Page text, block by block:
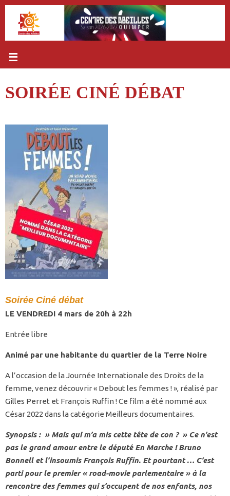
Passer
contenu
SOIRÉE CINÉ DÉBAT
Soirée Ciné débat
LE VENDREDI 4 mars de 20h à 22h
Entrée libre
Animé par une habitante du quartier de la Terre Noire
A l’occasion de la Journée Internationale des Droits de la
femme, venez découvrir « Debout les femmes ! », réalisé par
Gilles Perret et François Ruffin ! Ce film a été nommé aux
César 2022 dans la catégorie Meilleurs documentaires.
Synopsis : » Mais qui m’a mis cette tête de con ? » Ce n’est
pas le grand amour entre le député En Marche ! Bruno
Bonnell et l’insoumis François Ruffin. Et pourtant … C’est
parti pour le premier « road-movie parlementaire » à la
rencontre des femmes qui s’occupent de nos enfants, nos